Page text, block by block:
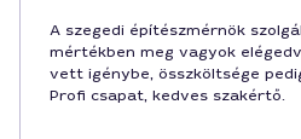
A szegedi építészmérnök
mértékben meg vagyok
vett igénybe, összköltsége
Profi csapat, kedves szakértő.